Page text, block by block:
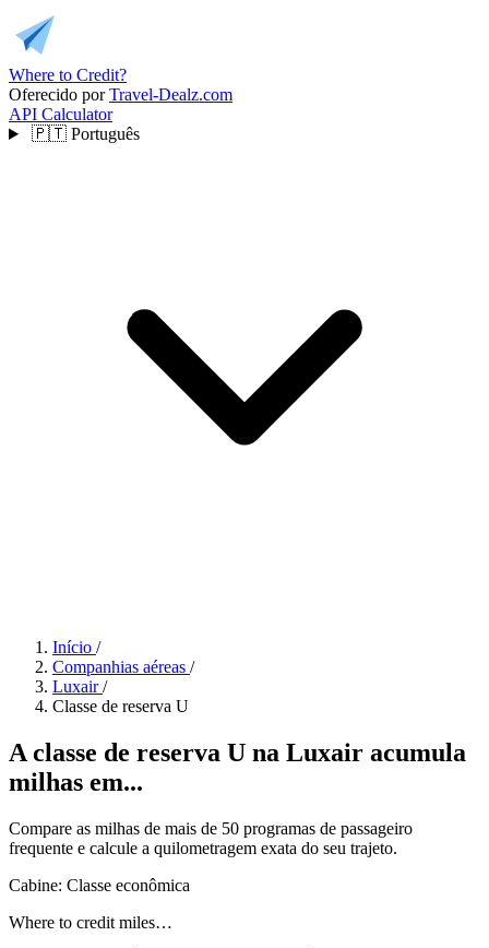
Where to Credit?
Oferecido por Travel-Dealz.com
API Calculator
🇵🇹 Português
Início /
Companhias aéreas /
Luxair /
Classe de reserva U
A classe de reserva U na Luxair acumula
milhas em...
Compare as milhas de mais de 50 programas de passageiro
frequente e calcule a quilometragem exata do seu trajeto.
Cabine: Classe econômica
Where to credit miles…